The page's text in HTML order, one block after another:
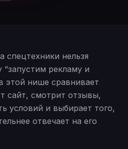
нельзя
рекламу и
этой нише сравнивает
сайт, смотрит отзывы,
условий и выбирает того,
отвечает на его